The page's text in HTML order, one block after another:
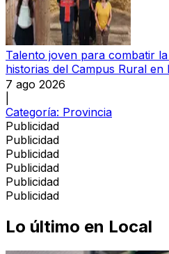
Talento joven para combatir
historias del Campus Rural
7 ago 2026
Categoría: Provincia
Publicidad
Publicidad
Publicidad
Publicidad
Publicidad
Publicidad
Lo último en Local